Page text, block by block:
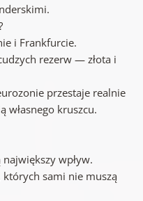
i Frankfurcie.
rezerw — złota i
przestaje realnie
własnego kruszcu.
wpływ.
których sami nie muszą